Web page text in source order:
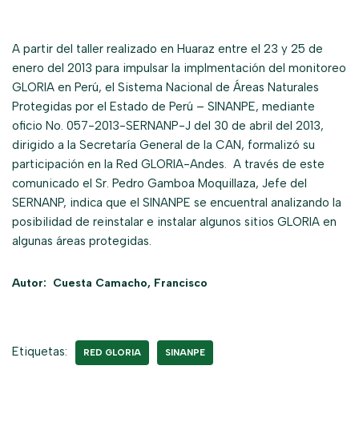
A partir del taller realizado en Huaraz entre el 23 y 25 de
enero del 2013 para impulsar la implmentación del monitoreo
GLORIA en Perú, el Sistema Nacional de Áreas Naturales
Protegidas por el Estado de Perú – SINANPE, mediante
oficio No. 057-2013-SERNANP-J del 30 de abril del 2013,
dirigido a la Secretaría General de la CAN, formalizó su
participación en la Red GLORIA-Andes. A través de este
comunicado el Sr. Pedro Gamboa Moquillaza, Jefe del
SERNANP, indica que el SINANPE se encuentral analizando la
posibilidad de reinstalar e instalar algunos sitios GLORIA en
algunas áreas protegidas.
Autor: Cuesta Camacho, Francisco
Etiquetas: RED GLORIA SINANPE